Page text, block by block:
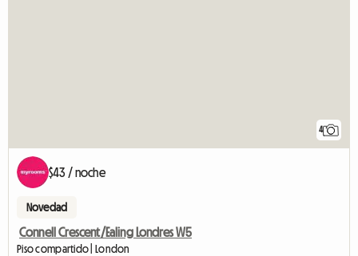
4
$43 / noche
Novedad
Connell Crescent/Ealing Londres W5
Piso compartido | London